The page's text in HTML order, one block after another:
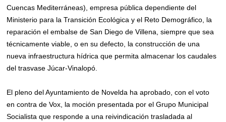
Cuencas Mediterráneas), empresa pública dependiente del
Ministerio para la Transición Ecológica y el Reto Demográfico, la
reparación el embalse de San Diego de Villena, siempre que sea
técnicamente viable, o en su defecto, la construcción de una
nueva infraestructura hídrica que permita almacenar los caudales
del trasvase Júcar-Vinalopó.
El pleno del Ayuntamiento de Novelda ha aprobado, con el voto
en contra de Vox, la moción presentada por el Grupo Municipal
Socialista que responde a una reivindicación trasladada al